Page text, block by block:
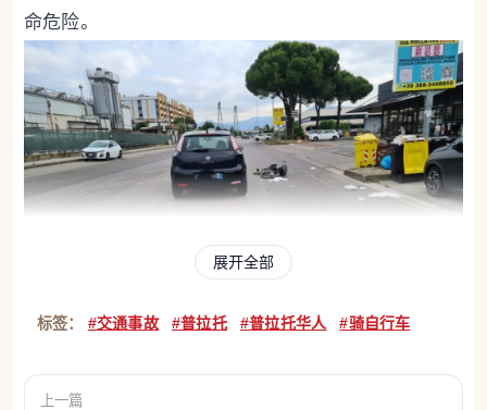
命危险。
展开全部
标签： #交通事故 #普拉托 #普拉托华人 #骑自行车
上一篇